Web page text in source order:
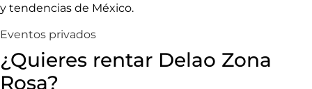
y tendencias de México.
Eventos privados
¿Quieres rentar Delao Zona
Rosa?